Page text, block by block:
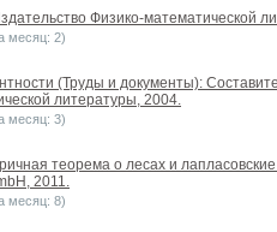
Физико-математической
месяц: 2)
(Труды и документы):
литературы, 2004.
месяц: 3)
теорема о лесах и
2011.
месяц: 8)